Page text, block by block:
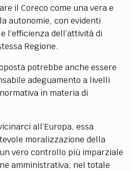
il Coreco come una vera e
autonomie, con evidenti
l’efficienza dell’attività di
Regione.
potrebbe anche essere
adeguamento a livelli
in materia di
all’Europa, essa
moralizzazione della
vero controllo più imparziale
amministrativa, nel totale